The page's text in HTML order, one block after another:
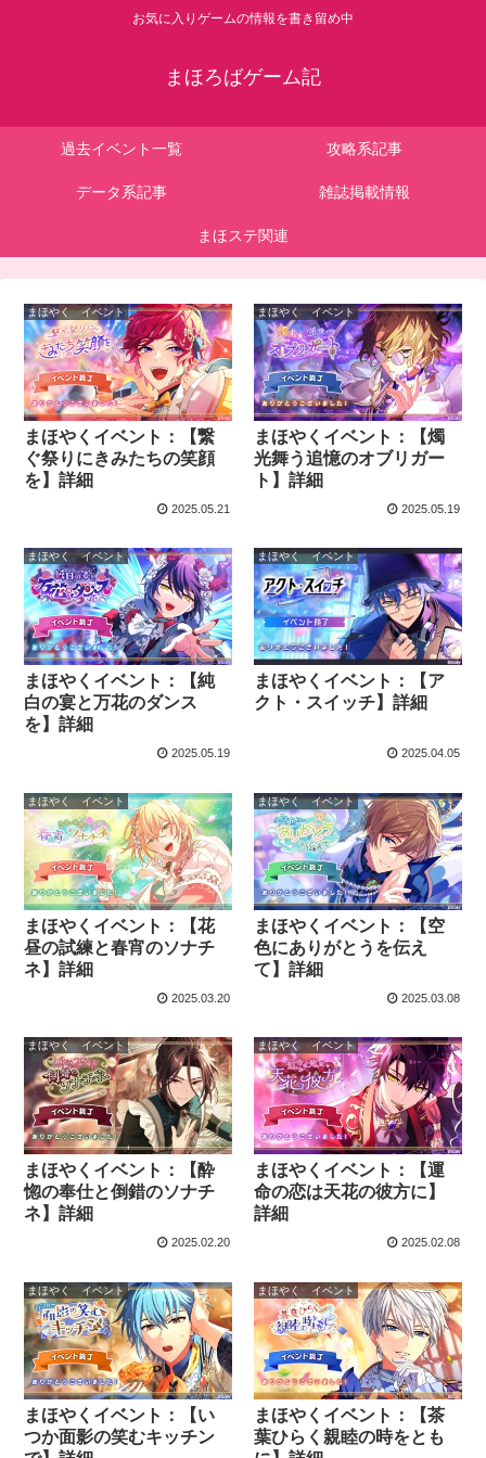
お気に入りゲームの情報を書き留め中
まほろばゲーム記
過去イベント一覧 攻略系記事
データ系記事 雑誌掲載情報
まほステ関連
まほやく イベント
まほやくイベント：【繋
ぐ祭りにきみたちの笑顔
を】詳細
2025.05.21
まほやく イベント
まほやくイベント：【燭
光舞う追憶のオブリガー
ト】詳細
2025.05.19
まほやく イベント
まほやくイベント：【純
白の宴と万花のダンス
を】詳細
2025.05.19
まほやく イベント
まほやくイベント：【ア
クト・スイッチ】詳細
2025.04.05
まほやく イベント
まほやくイベント：【花
昼の試練と春宵のソナチ
ネ】詳細
2025.03.20
まほやく イベント
まほやくイベント：【空
色にありがとうを伝え
て】詳細
2025.03.08
まほやく イベント
まほやくイベント：【酔
惚の奉仕と倒錯のソナチ
ネ】詳細
2025.02.20
まほやく イベント
まほやくイベント：【運
命の恋は天花の彼方に】
詳細
2025.02.08
まほやく イベント
まほやくイベント：【い
つか面影の笑むキッチン
まほやく イベント
まほやくイベント：【茶
葉ひらく親睦の時をとも